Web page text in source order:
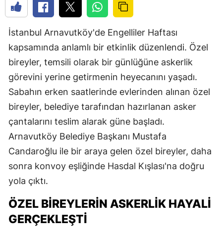
İstanbul Arnavutköy'de Engelliler Haftası
kapsamında anlamlı bir etkinlik düzenlendi. Özel
bireyler, temsili olarak bir günlüğüne askerlik
görevini yerine getirmenin heyecanını yaşadı.
Sabahın erken saatlerinde evlerinden alınan özel
bireyler, belediye tarafından hazırlanan asker
çantalarını teslim alarak güne başladı.
Arnavutköy Belediye Başkanı Mustafa
Candaroğlu ile bir araya gelen özel bireyler, daha
sonra konvoy eşliğinde Hasdal Kışlası'na doğru
yola çıktı.
ÖZEL BIREYLERIN ASKERLIK HAYALI
GERÇEKLEŞTI